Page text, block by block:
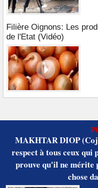
Filière Oignons: Les
de l'Etat (Vidéo)
MAKHTAR DIOP
respect à tous ceux qui
prouve qu'il ne mérite
chose